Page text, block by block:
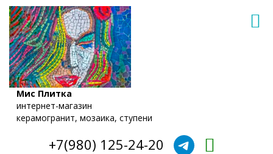
Мис Плитка
интернет-магазин
керамогранит, мозаика, ступени
+7(980) 125-24-20